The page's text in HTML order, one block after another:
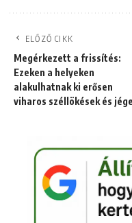
ELŐZŐ CIKK
Megérkezett a frissítés:
Ezeken a helyeken
alakulhatnak ki erősen
viharos széllökések és